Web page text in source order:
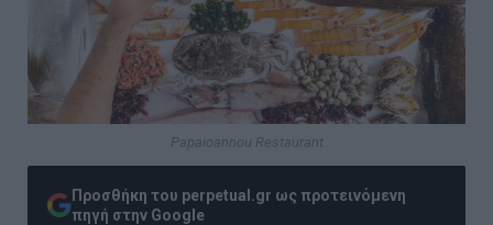
Papaioannou Restaurant
Προσθήκη του perpetual.gr ως προτεινόμενη
πηγή στην Google